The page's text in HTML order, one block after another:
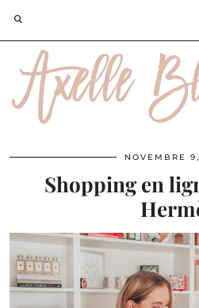
NOVEMBRE
Shopping en